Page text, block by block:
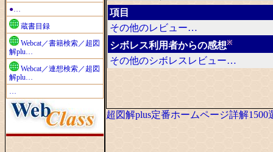
●…
蔵書目録
Webcat／書籍検索／超図
解plu…
Webcat／連想検索／超図
解plu…
…
項目
その他のレビュー…
シボレス利用者からの感想※
その他のシボレスレビュー…
超図解plus定番ホームページ詳解1500